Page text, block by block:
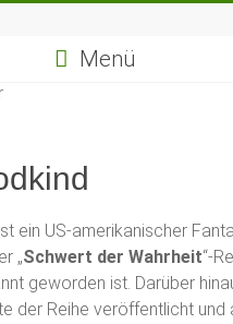
Menü
ein US-amerikanischer
„Schwert der Wahrheit“-
geworden ist. Darüber
der Reihe veröffentlicht und